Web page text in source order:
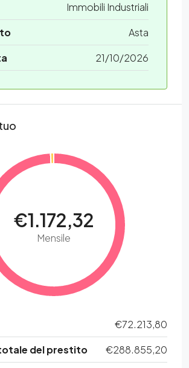
Immobili Industriali
Asta
21/10/2026
€1.172,32
Mensile
€72.213,80
del prestito
€288.855,20